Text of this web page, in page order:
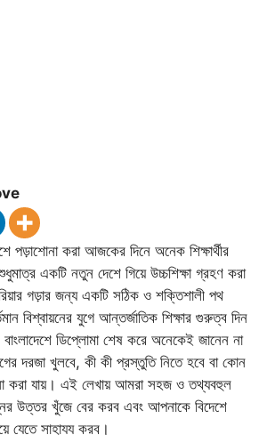
পড়াশোনা করা আজকের দিনে অনেক শিক্ষার্থীর
একটি নতুন দেশে গিয়ে উচ্চশিক্ষা গ্রহণ করা
গড়ার জন্য একটি সঠিক ও শক্তিশালী পথ
বিশ্বায়নের যুগে আন্তর্জাতিক শিক্ষার গুরুত্ব দিন
ডিপ্লোমা শেষ করে অনেকেই জানেন না
দরজা খুলবে, কী কী প্রস্তুতি নিতে হবে বা কোন
করা যায়। এই লেখায় আমরা সহজ ও তথ্যবহুল
উত্তর খুঁজে বের করব এবং আপনাকে বিদেশে
যেতে সাহায্য করব।